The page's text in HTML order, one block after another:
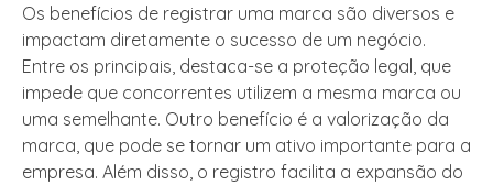
Os benefícios de registrar uma marca são diversos e
impactam diretamente o sucesso de um negócio.
Entre os principais, destaca-se a proteção legal, que
impede que concorrentes utilizem a mesma marca ou
uma semelhante. Outro benefício é a valorização da
marca, que pode se tornar um ativo importante para a
empresa. Além disso, o registro facilita a expansão do